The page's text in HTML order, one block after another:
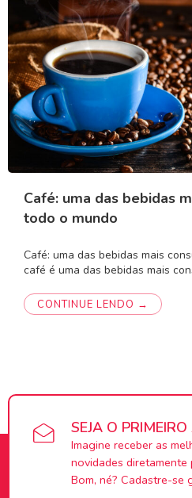
Café: uma das bebidas
todo o mundo
Café: uma das bebidas mais
café é uma das bebidas mais
CONTINUE LENDO →
SEJA O
Imagine receber as
novidades diretamente
Bom, né? Cadastre-se